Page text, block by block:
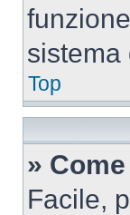
sistema
Top
»
Facile,